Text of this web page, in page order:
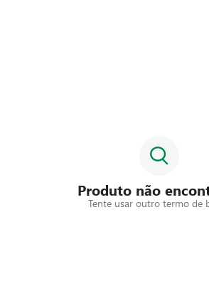
Produto não
Tente usar outro termo de